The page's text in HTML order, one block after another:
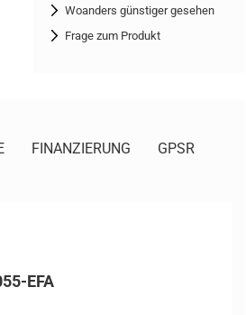
Woanders günstiger gesehen
Frage zum Produkt
FINANZIERUNG GPSR
EFA